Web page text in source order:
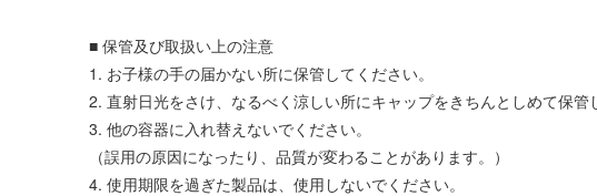
■ 保管及び取扱い上の注意
1. お子様の手の届かない所に保管してください。
2. 直射日光をさけ、なるべく涼しい所にキャップをきちんとしめて保管
3. 他の容器に入れ替えないでください。
（誤用の原因になったり、品質が変わることがあります。）
4. 使用期限を過ぎた製品は、使用しないでください。